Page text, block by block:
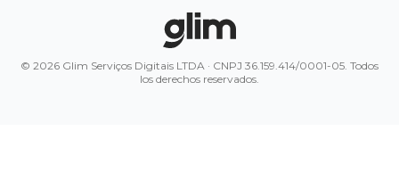
© 2026 Glim Serviços Digitais LTDA · CNPJ 36.159.414/0001-05. Todos
los derechos reservados.